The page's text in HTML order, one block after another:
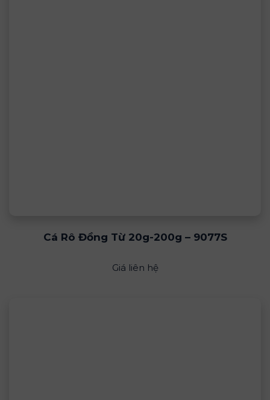
Cá Rô Đồng Từ 20g-200g – 9077S
Giá liên hệ